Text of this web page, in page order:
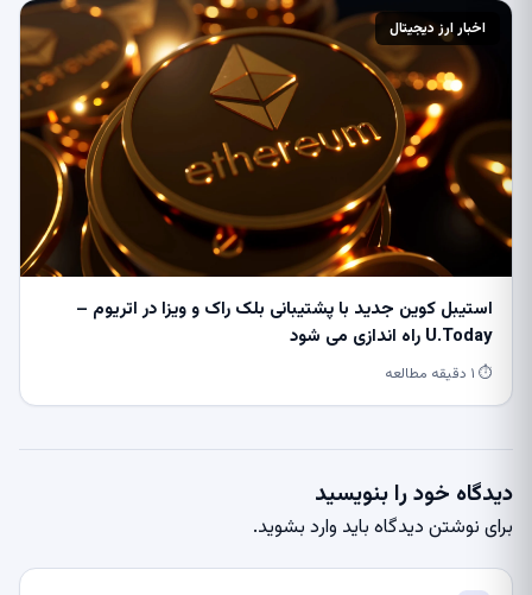
اخبار ارز دیجیتال
استیبل کوین جدید با پشتیبانی بلک راک و ویزا در اتریوم –
U.Today راه اندازی می شود
⏱ ۱ دقیقه مطالعه
دیدگاه خود را بنویسید
برای نوشتن دیدگاه باید وارد بشوید.